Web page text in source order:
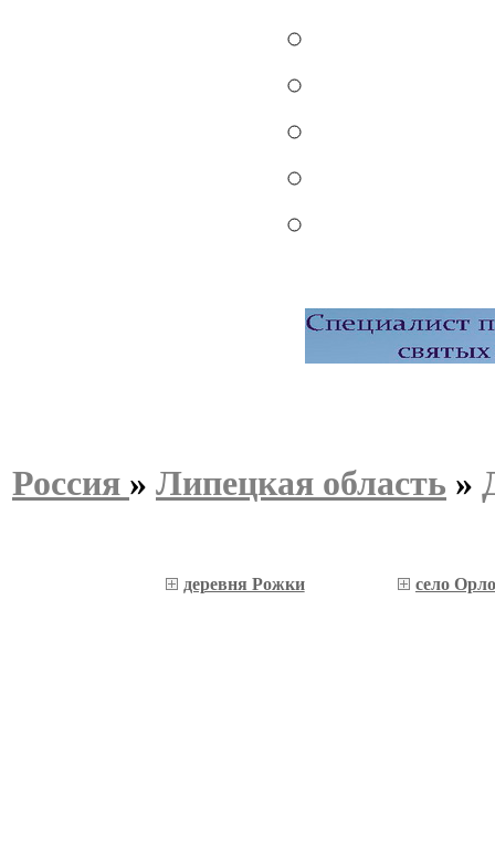
Россия » Липецкая область »
деревня Рожки село